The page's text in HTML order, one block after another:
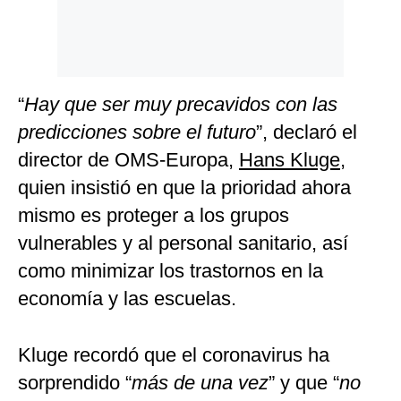
“Hay que ser muy precavidos con las
predicciones sobre el futuro”, declaró el
director de OMS-Europa, Hans Kluge,
quien insistió en que la prioridad ahora
mismo es proteger a los grupos
vulnerables y al personal sanitario, así
como minimizar los trastornos en la
economía y las escuelas.
Kluge recordó que el coronavirus ha
sorprendido “más de una vez” y que “no